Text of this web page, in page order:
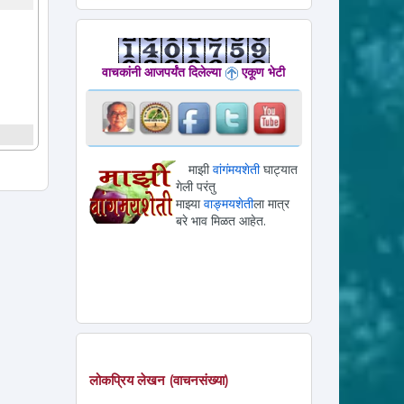
वाचकांनी आजपर्यंत दिलेल्या एकूण भेटी
माझीवांगंमयशेतीघाट्यात
गेली परंतु
माझ्यावाङ्मयशेतीला मात्र
बरे भाव मिळत आहेत.
लोकप्रिय लेखन (वाचनसंख्या)